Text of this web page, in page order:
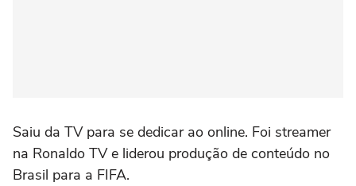
Saiu da TV para se dedicar ao online. Foi streamer
na Ronaldo TV e liderou produção de conteúdo no
Brasil para a FIFA.